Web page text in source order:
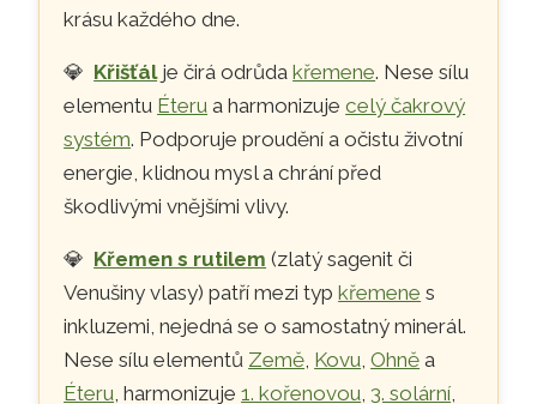
krásu každého dne.
💎 Křišťálje čirá odrůdakřemene. Nese sílu
elementu Éteru a harmonizujecelý čakrový
systém. Podporuje proudění a očistu životní
energie, klidnou mysl a chrání před
škodlivými vnějšími vlivy.
💎 Křemen s rutilem (zlatý sagenit či
Venušiny vlasy) patří mezi typkřemene s
inkluzemi, nejedná se o samostatný minerál.
Nese sílu elementů Země, Kovu,Ohně a
Éteru, harmonizuje1. kořenovou, 3. solární,